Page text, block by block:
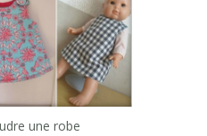
une robe